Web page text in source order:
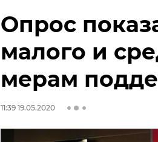
Опрос
малого и
мерам
11:39 19.05.2020